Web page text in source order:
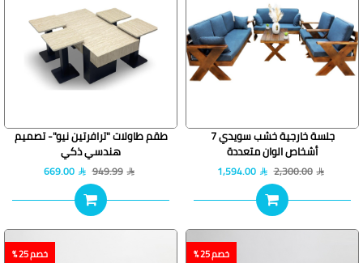
جلسة خارجية خشب سويدي 7
أشخاص الوان متعددة
1,594.00 2,300.00
طقم طاولات "ترافرتين نيو"- تصميم
هندسي ذكي
669.00 949.99
خصم 25 % خصم 25 %